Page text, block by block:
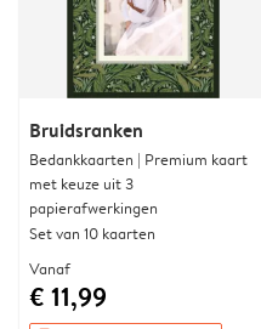
Bruidsranken
Bedankkaarten | Premium kaart
met keuze uit 3
papierafwerkingen
Set van 10 kaarten
Vanaf
€ 11,99